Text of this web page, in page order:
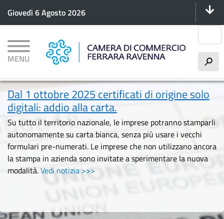
principale
Giovedì 6 Agosto 2026
MENU h
Dal 1 ottobre 2025 certificati di origine solo
digitali: addio alla carta.
Su tutto il territorio nazionale, le imprese potranno stamparli
autonomamente su carta bianca, senza più usare i vecchi
formulari pre-numerati. Le imprese che non utilizzano ancora
la stampa in azienda sono invitate a sperimentare la nuova
modalità.Vedi notizia >>>